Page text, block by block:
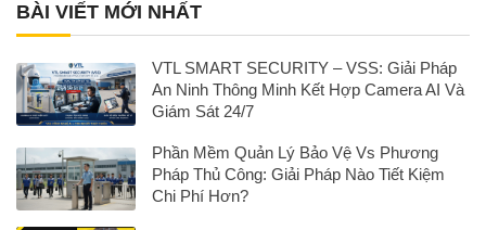
BÀI VIẾT MỚI NHẤT
VTL SMART SECURITY – VSS: Giải Pháp
An Ninh Thông Minh Kết Hợp Camera AI Và
Giám Sát 24/7
Phần Mềm Quản Lý Bảo Vệ Vs Phương
Pháp Thủ Công: Giải Pháp Nào Tiết Kiệm
Chi Phí Hơn?